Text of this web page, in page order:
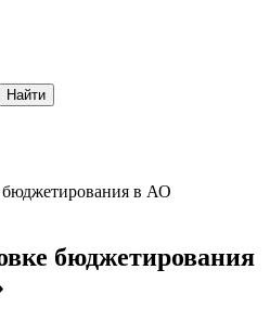
Найти
бюджетирования в АО
бюджетирования